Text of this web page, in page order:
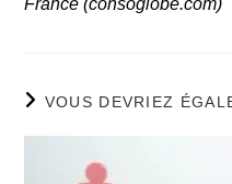
VOUS DEVRIEZ